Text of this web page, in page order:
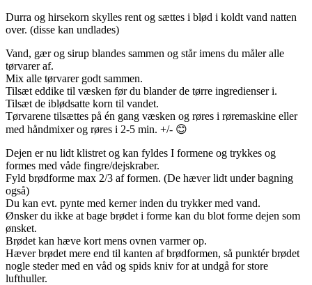
Durra og hirsekorn skylles rent og sættes i blød i koldt vand natten
over. (disse kan undlades)
Vand, gær og sirup blandes sammen og står imens du måler alle
tørvarer af.
Mix alle tørvarer godt sammen.
Tilsæt eddike til væsken før du blander de tørre ingredienser i.
Tilsæt de iblødsatte korn til vandet.
Tørvarene tilsættes på én gang væsken og røres i røremaskine eller
med håndmixer og røres i 2-5 min. +/- 😊
Dejen er nu lidt klistret og kan fyldes I formene og trykkes og
formes med våde fingre/dejskraber.
Fyld brødforme max 2/3 af formen. (De hæver lidt under bagning
også)
Du kan evt. pynte med kerner inden du trykker med vand.
Ønsker du ikke at bage brødet i forme kan du blot forme dejen som
ønsket.
Brødet kan hæve kort mens ovnen varmer op.
Hæver brødet mere end til kanten af brødformen, så punktér brødet
nogle steder med en våd og spids kniv for at undgå for store
lufthuller.